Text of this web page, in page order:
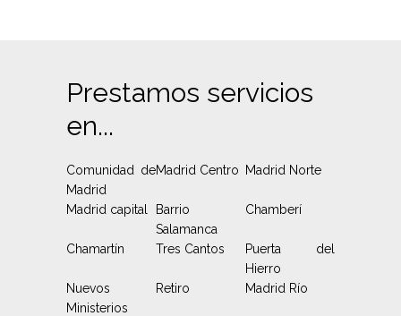
Prestamos servicios
en...
Comunidad de
Madrid
Madrid Centro Madrid Norte
Madrid capital
Barrio
Salamanca
Chamberí
Chamartín Tres Cantos
Puerta del
Hierro
Nuevos
Ministerios
Retiro Madrid Río